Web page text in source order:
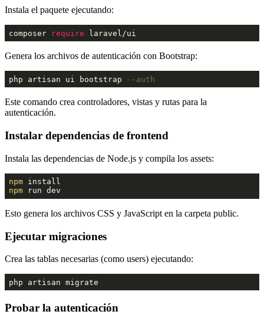
Instala el paquete ejecutando:
composer require laravel/ui
Genera los archivos de autenticación con Bootstrap:
php artisan ui bootstrap --auth
Este comando crea controladores, vistas y rutas para la
autenticación.
Instalar dependencias de frontend
Instala las dependencias de Node.js y compila los assets:
npm
npm run dev
Esto genera los archivos CSS y JavaScript en la carpeta public.
Ejecutar migraciones
Crea las tablas necesarias (como users) ejecutando:
php artisan migrate
Probar la autenticación